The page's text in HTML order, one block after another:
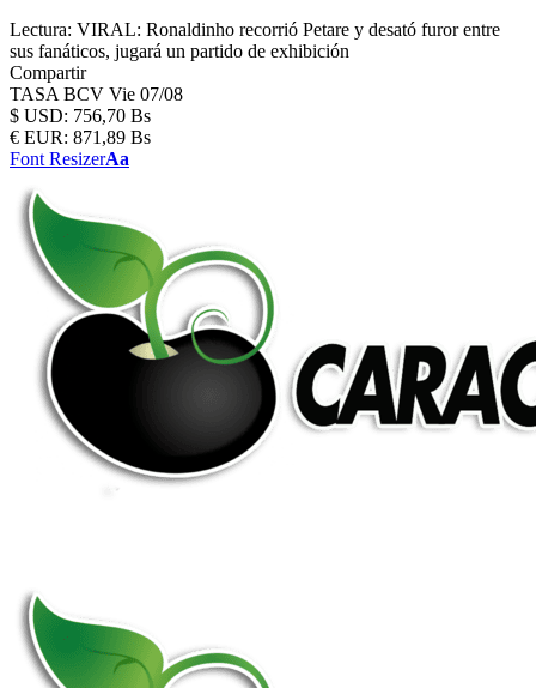
Lectura: VIRAL: Ronaldinho recorrió Petare y desató furor entre
sus fanáticos, jugará un partido de exhibición
Compartir
TASA BCV Vie 07/08
$ USD: 756,70 Bs
€ EUR: 871,89 Bs
Font ResizerAa